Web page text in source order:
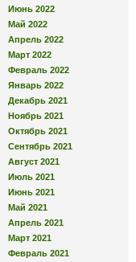
Июнь 2022
Май 2022
Апрель 2022
Март 2022
Февраль 2022
Январь 2022
Декабрь 2021
Ноябрь 2021
Октябрь 2021
Сентябрь 2021
Август 2021
Июль 2021
Июнь 2021
Май 2021
Апрель 2021
Март 2021
Февраль 2021